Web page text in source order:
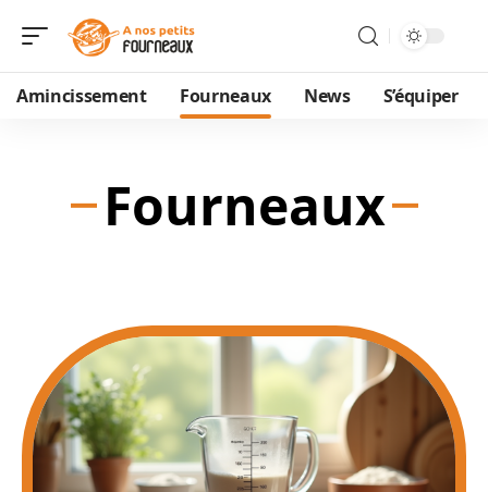
Amincissement Fourneaux News S’équiper
Fourneaux